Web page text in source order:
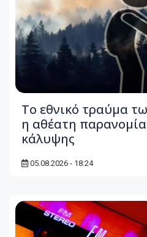
Το εθνικό τραύμα
η αθέατη
κάλυψης
05.08.2026 - 18:24